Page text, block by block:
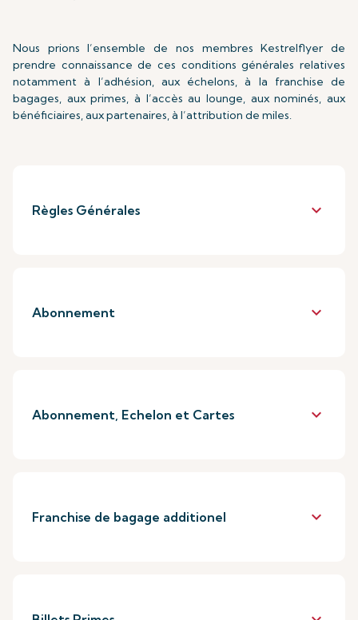
Nous prions l’ensemble de nos membres Kestrelflyer de
prendre connaissance de ces conditions générales relatives
notamment à l’adhésion, aux échelons, à la franchise de
bagages, aux primes, à l’accès au lounge, aux nominés, aux
bénéficiaires, aux partenaires, à l’attribution de miles.
Règles Générales keyboard_arrow_down
Abonnement keyboard_arrow_down
Abonnement, Echelon et Cartes keyboard_arrow_down
Franchise de bagage additionel keyboard_arrow_down